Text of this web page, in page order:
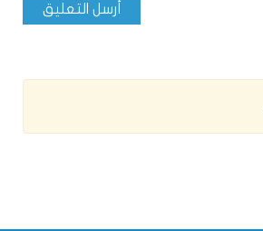
أرسل التعليق